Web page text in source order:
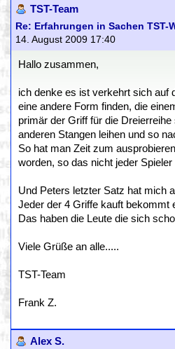
TST-Team
Re: Erfahrungen in Sachen TST-
14. August 2009 17:40
Hallo zusammen,
ich denke es ist verkehrt sich auf
eine andere Form finden, die
primär der Griff für die
anderen Stangen leihen und so
So hat man Zeit zum
worden, so das nicht jeder
Und Peters letzter Satz hat mich
Jeder der 4 Griffe kauft bekommt
Das haben die Leute die sich
Viele Grüße an alle.....
TST-Team
Frank Z.
Alex S.